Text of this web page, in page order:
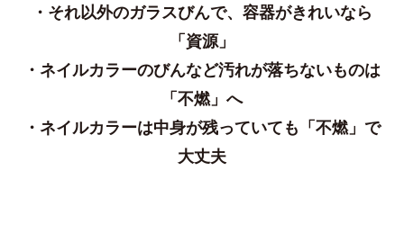
・それ以外のガラスびんで、容器がきれいなら
「資源」
・ネイルカラーのびんなど汚れが落ちないものは
「不燃」へ
・ネイルカラーは中身が残っていても「不燃」で
大丈夫